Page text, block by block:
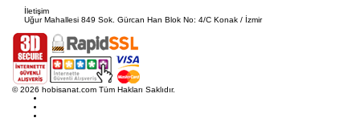
İletişim
Uğur Mahallesi 849 Sok. Gürcan Han Blok No: 4/C Konak / İzmir
© 2026 hobisanat.com Tüm Hakları Saklıdır.